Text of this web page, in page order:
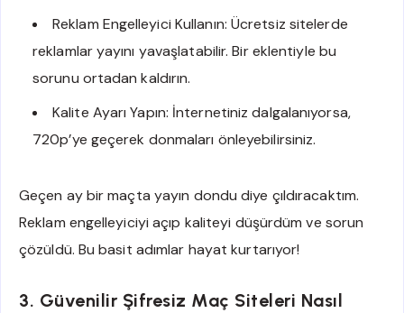
Reklam Engelleyici Kullanın: Ücretsiz sitelerde
reklamlar yayını yavaşlatabilir. Bir eklentiyle bu
sorunu ortadan kaldırın.
Kalite Ayarı Yapın: İnternetiniz dalgalanıyorsa,
720p’ye geçerek donmaları önleyebilirsiniz.
Geçen ay bir maçta yayın dondu diye çıldıracaktım.
Reklam engelleyiciyi açıp kaliteyi düşürdüm ve sorun
çözüldü. Bu basit adımlar hayat kurtarıyor!
3. Güvenilir Şifresiz Maç Siteleri Nasıl